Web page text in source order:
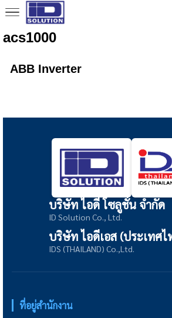
acs1000
ABB Inverter
บริษัท ไอดี โซลูชั่น จำกัด
ID Solution Co., Ltd.
บริษัท ไอดีเอส (ประเทศ
IDS (THAILAND) Co.,Ltd.
ที่อยู่สำนักงาน